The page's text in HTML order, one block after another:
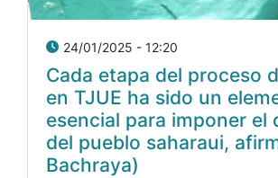
24/01/2025 - 12:20
Cada etapa del proceso
en TJUE ha sido un
esencial para imponer el
del pueblo saharaui,
Bachraya)